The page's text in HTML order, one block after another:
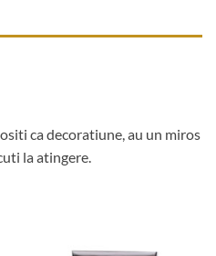
ca decoratiune, au un miros
la atingere.